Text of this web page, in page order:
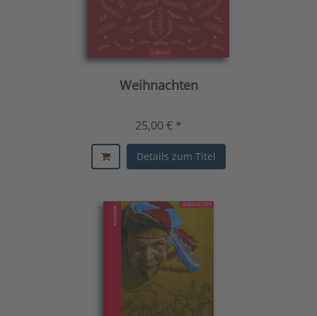
Weihnachten
25,00 € *
Details zum Titel